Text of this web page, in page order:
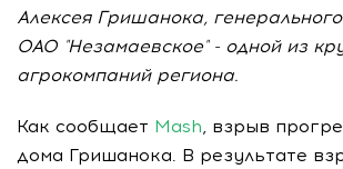
Алексея Гришанока,
ОАО "Незамаевское" - одной из
агрокомпаний региона.
Как сообщает Mash, взрыв
дома Гришанока. В результате